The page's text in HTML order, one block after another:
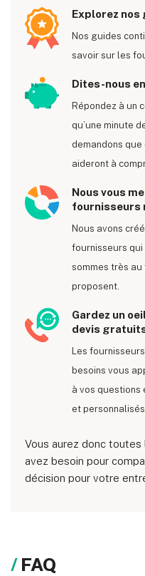
Explorez nos
Nos guides
savoir sur les
Dites-nous
Répondez à un
qu’une minute
demandons
aideront à
Nous vous
fournisseurs
Nous avons
fournisseurs
sommes très
proposent.
Gardez un
devis
Les
besoins vous
à vos questions
et
Vous aurez donc
avez besoin pour
décision pour votre
FAQ